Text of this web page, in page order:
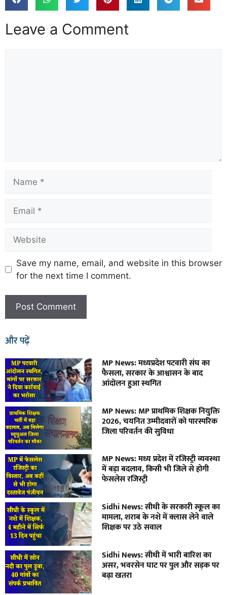
Leave a Comment
Save my name, email, and website in this browser
for the next time I comment.
और पढ़ें
MP News: मध्यप्रदेश पटवारी संघ का
फैसला, सरकार के आश्वासन के बाद
आंदोलन हुआ स्थगित
MP News: MP प्राथमिक शिक्षक नियुक्ति
2026, चयनित उम्मीदवारों को पारस्परिक
जिला परिवर्तन की सुविधा
MP News: मध्य प्रदेश में रजिस्ट्री व्यवस्था
में बड़ा बदलाव, किसी भी जिले से होगी
फेसलेस रजिस्ट्री
Sidhi News: सीधी के सरकारी स्कूल का
मामला, शराब के नशे में क्लास लेने वाले
शिक्षक पर उठे सवाल
Sidhi News: सीधी में भारी बारिश का
असर, भवरसेन घाट पर पुल और सड़क पर
बढ़ा खतरा